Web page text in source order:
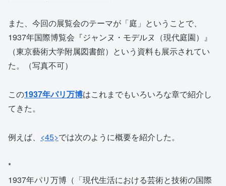
また、今回の展覧会のテーマが「庭」ということで、
1937年国際博覧会『ジャンヌ・モデルヌ（現代庭園）』
（東京藝術大学附属図書館）という資料も展示されてい
た。（写真不可）
この1937年パリ万博はこれまでもいろいろな章で紹介し
てきた。
例えば、 <45>では次のように概要を紹介した。
*
1937年パリ万博（「現代生活における芸術と技術の国際